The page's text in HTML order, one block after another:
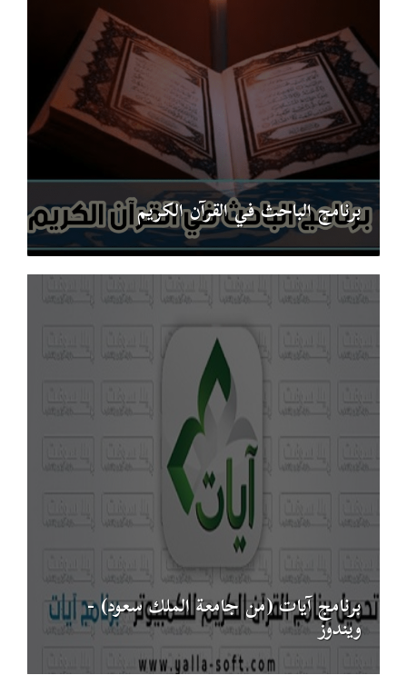
برنامج آيات (من جامعة الملك سعود) -
ويندوز
برنامج الباحث في القرآن الكريم